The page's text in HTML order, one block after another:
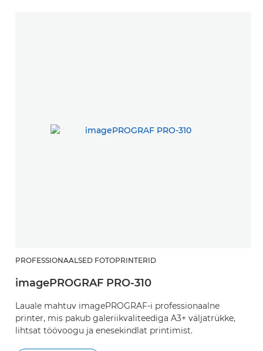
PROFESSIONAALSED FOTOPRINTERID
imagePROGRAF PRO-310
Lauale mahtuv imagePROGRAF-i professionaalne
printer, mis pakub galeriikvaliteediga A3+ väljatrükke,
lihtsat töövoogu ja enesekindlat printimist.